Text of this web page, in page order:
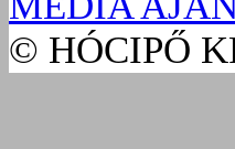
© HÓCIPŐ